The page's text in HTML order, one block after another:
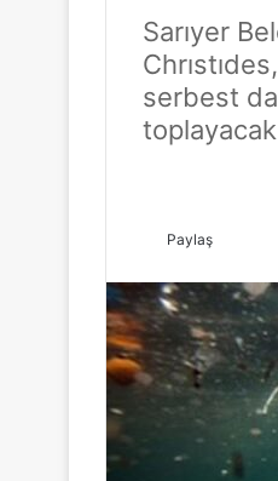
Sarıyer
serbest
Paylaş